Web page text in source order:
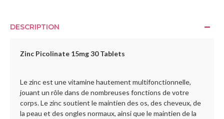
DESCRIPTION
Zinc Picolinate 15mg 30 Tablets
Le zinc est une vitamine hautement multifonctionnelle,
jouant un rôle dans de nombreuses fonctions de votre
corps. Le zinc soutient le maintien des os, des cheveux, de
la peau et des ongles normaux, ainsi que le maintien de la